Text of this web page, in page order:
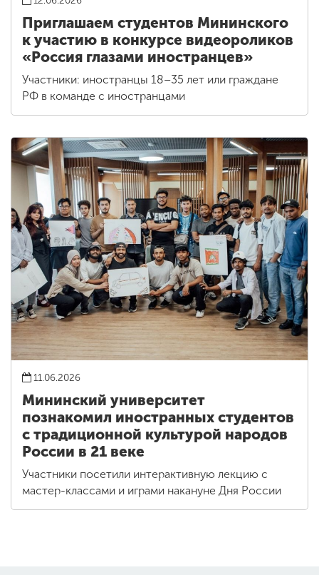
Приглашаем студентов Мининского
к участию в конкурсе видеороликов
«Россия глазами иностранцев»
Участники: иностранцы 18–35 лет или граждане
РФ в команде с иностранцами
11.06.2026
Мининский университет
познакомил иностранных студентов
с традиционной культурой народов
России в 21 веке
Участники посетили интерактивную лекцию с
мастер-классами и играми накануне Дня России